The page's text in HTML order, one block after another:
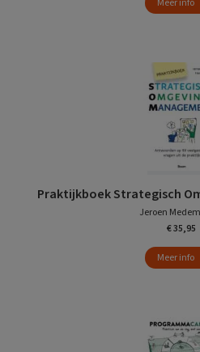
Praktijkboek Strategisch
Jeroen
€ 35,95
Meer info